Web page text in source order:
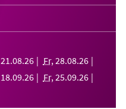
21 .08.26 Fr, 28.08.26
18.09.26 Fr, 25.09.26